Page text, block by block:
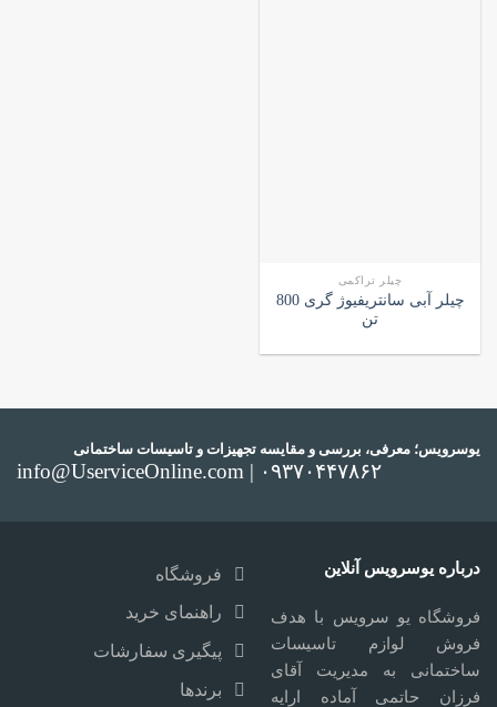
چیلر تراکمی
چیلر آبی سانتریفیوژ گری 800
تن
یوسرویس؛ معرفی، بررسی و مقایسه تجهیزات و تاسیسات ساختمانی
info@UserviceOnline.com | ۰۹۳۷۰۴۴۷۸۶۲
درباره یوسرویس آنلاین
فروشگاه یو سرویس با هدف
فروش لوازم تاسیسات
ساختمانی به مدیریت آقای
فرزان حاتمی آماده ارایه
فروشگاه
راهنمای خرید
پیگیری سفارشات
برندها